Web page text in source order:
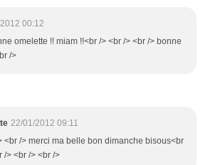
00:12
omelette !! miam !!<br /> <br /> <br /> bonne
/>
22/01/2012 09:11
<br /> merci ma belle bon dimanche bisous<br
/> <br /> <br />